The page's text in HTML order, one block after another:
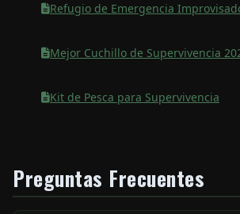
Refugio de Emergencia
Mejor Cuchillo de Supervivencia
Kit de Pesca para Supervivencia
Preguntas Frecuentes